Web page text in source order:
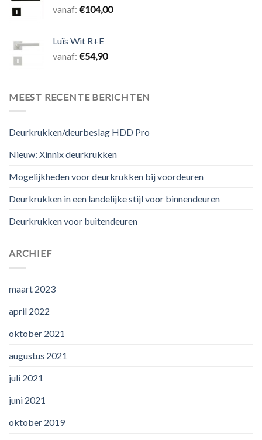
vanaf: €104,00
Luïs Wit R+E
vanaf: €54,90
MEEST RECENTE BERICHTEN
Deurkrukken/deurbeslag HDD Pro
Nieuw: Xinnix deurkrukken
Mogelijkheden voor deurkrukken bij voordeuren
Deurkrukken in een landelijke stijl voor binnendeuren
Deurkrukken voor buitendeuren
ARCHIEF
maart 2023
april 2022
oktober 2021
augustus 2021
juli 2021
juni 2021
oktober 2019